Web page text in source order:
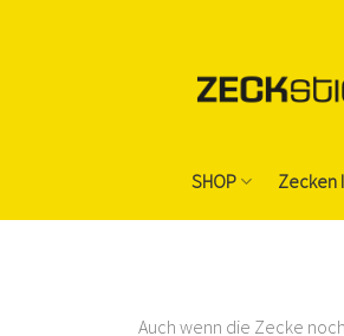
SHOP Zecken
Auch wenn die Zecke